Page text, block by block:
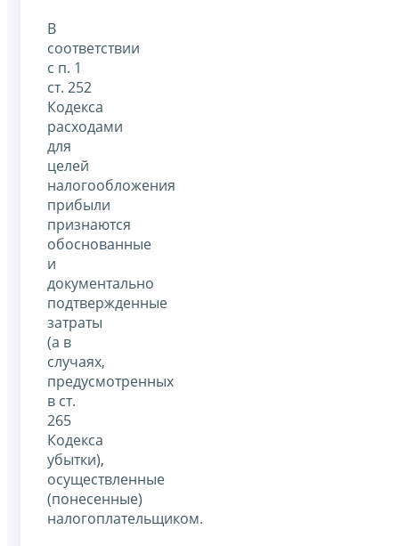
В
соответствии
с п. 1
ст. 252
Кодекса
расходами
для
целей
налогообложения
прибыли
признаются
обоснованные
и
документально
подтвержденные
затраты
(а в
случаях,
предусмотренных
в ст.
265
Кодекса
убытки),
осуществленные
(понесенные)
налогоплательщиком.